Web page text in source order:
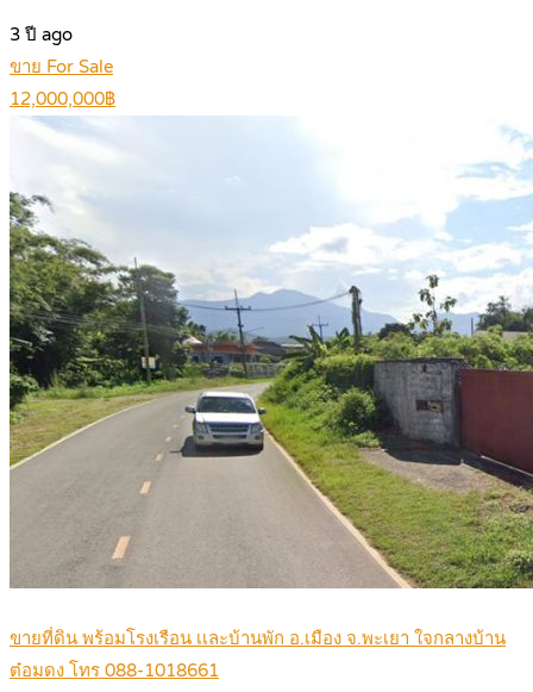
3 ปี ago
ขาย For Sale
12,000,000฿
ขายที่ดิน พร้อมโรงเรือน เเละบ้านพัก อ.เมือง จ.พะเยา ใจกลางบ้าน
ต๋อมดง โทร 088-1018661